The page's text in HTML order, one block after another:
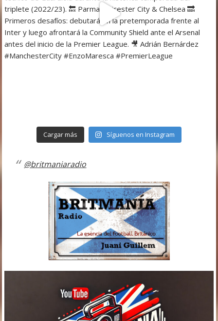
Cargar más Síguenos en Instagram
@britmaniaradio